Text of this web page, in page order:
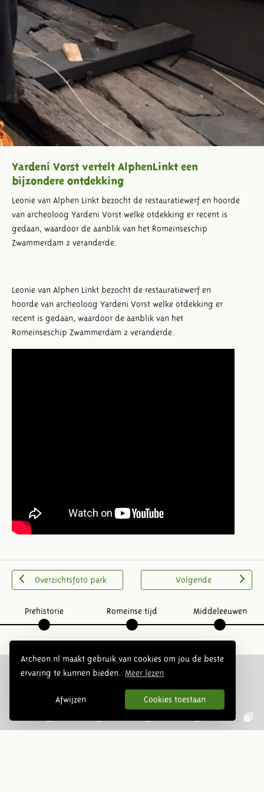
Archeon.nl maakt gebruik van cookies om jou de beste
ervaring te kunnen bieden.
Meer lezen
Afwijzen Cookies toestaan
Yardeni Vorst vertelt AlphenLinkt een
bijzondere ontdekking
Leonie van Alphen Linkt bezocht de restauratiewerf en hoorde
van archeoloog Yardeni Vorst welke otdekking er recent is
gedaan, waardoor de aanblik van het Romeinseschip
Zwammerdam 2 veranderde.
Leonie van Alphen Linkt bezocht de restauratiewerf en
hoorde van archeoloog Yardeni Vorst welke otdekking er
recent is gedaan, waardoor de aanblik van het
Romeinseschip Zwammerdam 2 veranderde.
Overzichtsfoto park Volgende
Prehistorie Romeinse tijd Middeleeuwen
Volg ons op social media: